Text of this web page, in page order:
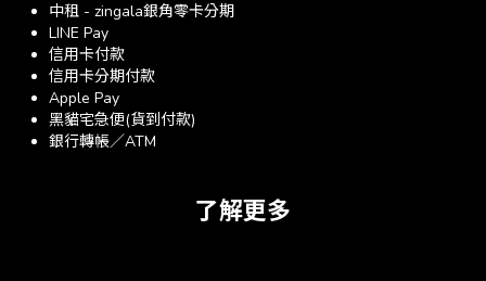
中租 - zingala銀角零卡分期
LINE Pay
信用卡付款
信用卡分期付款
Apple Pay
黑貓宅急便(貨到付款)
銀行轉帳／ATM
了解更多